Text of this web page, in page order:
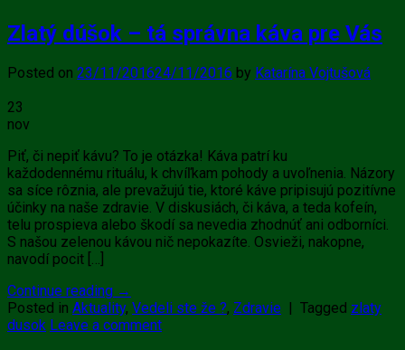
Zlatý dúšok – tá správna káva pre Vás
Posted on 23/11/201624/11/2016 by Katarína Vojtušová
23
nov
Piť, či nepiť kávu? To je otázka! Káva patrí ku
každodennému rituálu, k chvíľkam pohody a uvoľnenia. Názory
sa síce rôznia, ale prevažujú tie, ktoré káve pripisujú pozitívne
účinky na naše zdravie. V diskusiách, či káva, a teda kofeín,
telu prospieva alebo škodí sa nevedia zhodnúť ani odborníci.
S našou zelenou kávou nič nepokazíte. Osvieži, nakopne,
navodí pocit […]
Continue reading →
Posted in Aktuality, Vedeli ste že ?, Zdravie Tagged zlaty
dusok Leave a comment